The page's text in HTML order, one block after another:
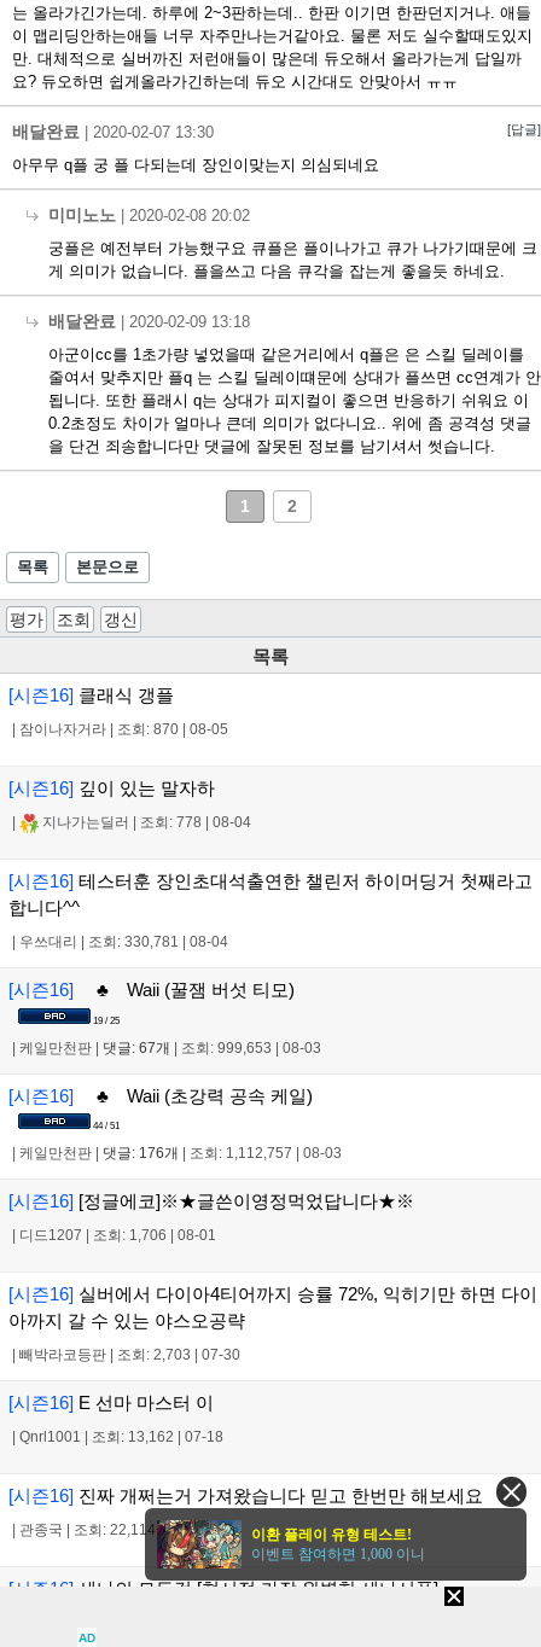
는 올라가긴가는데. 하루에 2~3판하는데.. 한판 이기면 한판던지거나. 애들
이 맵리딩안하는애들 너무 자주만나는거같아요. 물론 저도 실수할때도있지
만. 대체적으로 실버까진 저런애들이 많은데 듀오해서 올라가는게 답일까
요? 듀오하면 쉽게올라가긴하는데 듀오 시간대도 안맞아서 ㅠㅠ
배달완료 | 2020-02-07 13:30 [답글]
아무무 q플 궁 플 다되는데 장인이맞는지 의심되네요
미미노노 | 2020-02-08 20:02
궁플은 예전부터 가능했구요 큐플은 플이나가고 큐가 나가기때문에 크
게 의미가 없습니다. 플을쓰고 다음 큐각을 잡는게 좋을듯 하네요.
배달완료 | 2020-02-09 13:18
아군이cc를 1초가량 넣었을때 같은거리에서 q플은 은 스킬 딜레이를
줄여서 맞추지만 플q 는 스킬 딜레이떄문에 상대가 플쓰면 cc연계가 안
됩니다. 또한 플래시 q는 상대가 피지컬이 좋으면 반응하기 쉬워요 이
0.2초정도 차이가 얼마나 큰데 의미가 없다니요.. 위에 좀 공격성 댓글
을 단건 죄송합니다만 댓글에 잘못된 정보를 남기셔서 썻습니다.
1 2
목록 본문으로
평가 조회 갱신
목록
[시즌16] 클래식 갱플
잠이나자거라 조회: 870 08-05
[시즌16] 깊이 있는 말자하
지나가는딜러 조회: 778 08-04
[시즌16] 테스터훈 장인초대석출연한 챌린저 하이머딩거 첫째라고
합니다^^
우쓰대리 조회: 330,781 08-04
[시즌16] ♣ Waii (꿀잼 버섯 티모)
19 / 25
| 케일만천판 | 댓글: 67개 | 조회: 999,653 | 08-03
[시즌16] ♣ Waii (초강력 공속 케일)
44 / 51
| 케일만천판 | 댓글: 176개 | 조회: 1,112,757 | 08-03
[시즌16] [정글에코]※★글쓴이영정먹었답니다★※
| 디드1207 | 조회: 1,706 | 08-01
[시즌16] 실버에서 다이아4티어까지 승률 72%, 익히기만 하면 다이
아까지 갈 수 있는 야스오공략
| 빼박라코등판 | 조회: 2,703 | 07-30
[시즌16] E 선마 마스터 이
| Qnrl1001 | 조회: 13,162 | 07-18
[시즌16] 진짜 개쩌는거 가져왔습니다 믿고 한번만 해보세요
| 관종국 | 조회: 22,114|07-16
[시즌16] 세나의 모든것 [현시점 가장 완벽한 세나서폿]
AD
이환 플레이 유형 테스트!
이벤트 참여하면 1,000 이니